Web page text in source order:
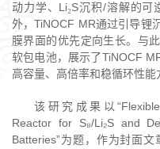
动力学、 Li₂S沉积/溶解的可
外，TiNOCF MR通过引导锂
膜界面的优先定向生长。与
软包电池，展示了TiNOCF
高容量、高倍率和稳循环性能
该研究成果以
Reactor for S₈/Li₂S and
Batteries”为题，作为封面文